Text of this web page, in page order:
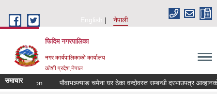
English
नेपाली
फिदिम नगरपालिका
नगर कार्यपालिकाको कार्यालय
कोशी प्रदेश,नेपाल
समाचार
Quotation पौवाभञ्ज्याङ चमेना घर ठेका वन्दोवस्त सम्बन्धी दरभाउपत्र